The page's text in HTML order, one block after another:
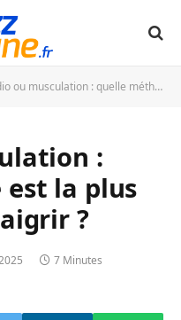
musculation : quelle méthode est la plus efficace pour maigrir ?
:
la plus
?
7 Minutes